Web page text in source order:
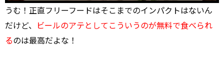
うむ！正直フリーフードはそこまでのインパクトはないん
だけど、
ビールのアテとしてこういうのが無料で食べられ
るのは最高だよな！